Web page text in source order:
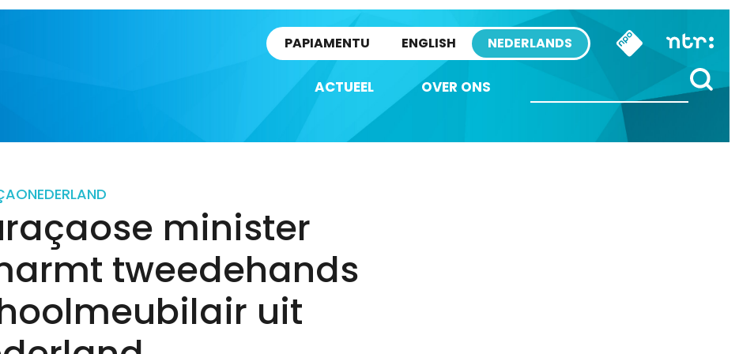
PAPIAMENTU ENGLISH NEDERLANDS
ACTUEEL OVER ONS
NEDERLAND
minister
tweedehands
uit